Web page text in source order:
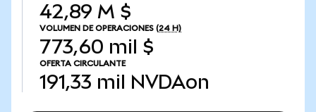
42,89 M $
VOLUMEN DE OPERACIONES (24 H)
773,60 mil $
OFERTA CIRCULANTE
191,33 mil NVDAon